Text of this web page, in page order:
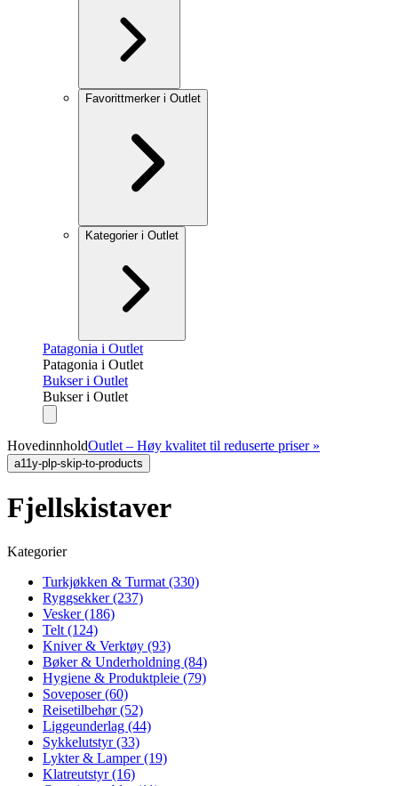
Favorittmerker i Outlet
Kategorier i Outlet
Patagonia i Outlet
Patagonia i Outlet
Bukser i Outlet
Bukser i Outlet
HovedinnholdOutlet – Høy kvalitet til reduserte priser »
a11y-plp-skip-to-products
Fjellskistaver
Kategorier
Turkjøkken & Turmat (330)
Ryggsekker (237)
Vesker (186)
Telt (124)
Kniver & Verktøy (93)
Bøker & Underholdning (84)
Hygiene & Produktpleie (79)
Soveposer (60)
Reisetilbehør (52)
Liggeunderlag (44)
Sykkelutstyr (33)
Lykter & Lamper (19)
Klatreutstyr (16)